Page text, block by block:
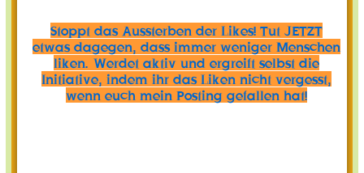
Stoppt das Aussterben der Likes! Tut JETZT
etwas dagegen, dass immer weniger Menschen
liken. Werdet aktiv und ergreift selbst die
Initiative, indem ihr das Liken nicht vergesst,
wenn euch mein Posting gefallen hat!